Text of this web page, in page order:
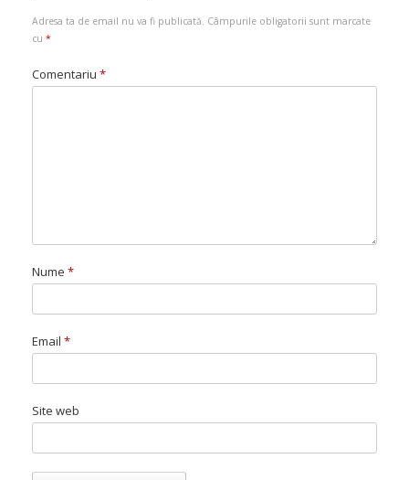
Adresa ta de email nu va fi publicată. Câmpurile obligatorii sunt marcate
cu *
Comentariu *
Nume *
Email *
Site web